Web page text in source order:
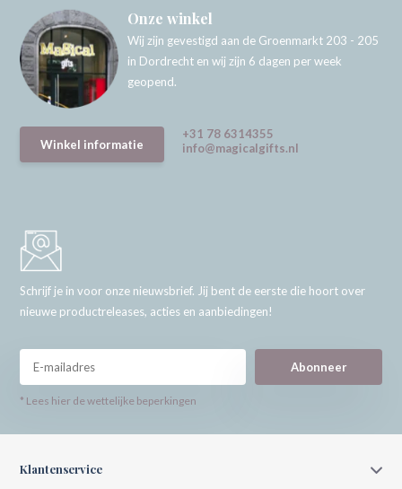
Onze winkel
Wij zijn gevestigd aan de Groenmarkt 203 - 205
in Dordrecht en wij zijn 6 dagen per week
geopend.
Winkel informatie
+31 78 6314355
info@magicalgifts.nl
Schrijf je in voor onze nieuwsbrief. Jij bent de eerste die hoort over
nieuwe productreleases, acties en aanbiedingen!
Abonneer
* Lees hier de wettelijke beperkingen
Klantenservice